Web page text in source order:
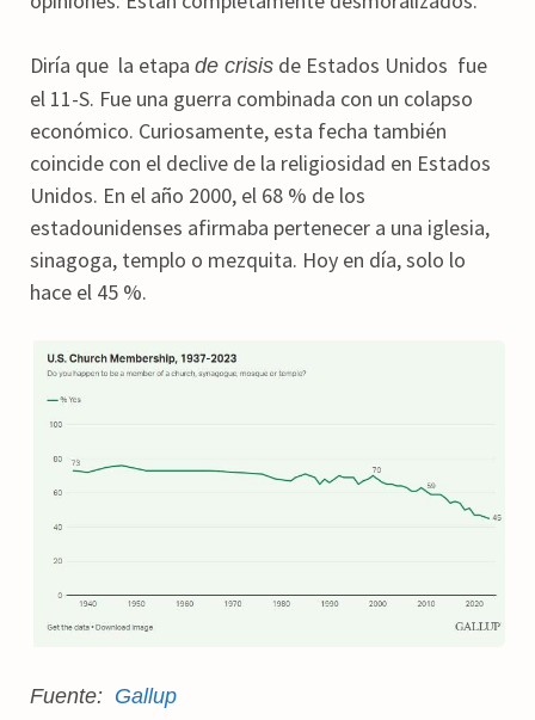
Diría que la etapa de crisis de Estados Unidos fue
el 11-S. Fue una guerra combinada con un colapso
económico. Curiosamente, esta fecha también
coincide con el declive de la religiosidad en Estados
Unidos. En el año 2000, el 68 % de los
estadounidenses afirmaba pertenecer a una iglesia,
sinagoga, templo o mezquita. Hoy en día, solo lo
hace el 45 %.
Fuente: Gallup